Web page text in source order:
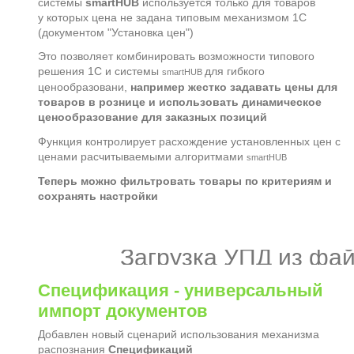
у которых цена не задана типовым механизмом 1С
(документом "Установка цен")
Это позволяет комбинировать возможности типового
решения 1С и системы smartHUB для гибкого
ценообразовани, например жестко задавать цены для
товаров в рознице и использовать динамическое
ценообразование для заказных позиций
Функция контролирует расхождение установленных цен с
ценами расчитываемыми алгоритмами smartHUB
Теперь можно фильтровать товары по критериям и
сохранять настройки
Загрузка УПД из
Спецификация - универсальный
импорт документов
Добавлен новый сценарий использования механизма
распознания Спецификаций